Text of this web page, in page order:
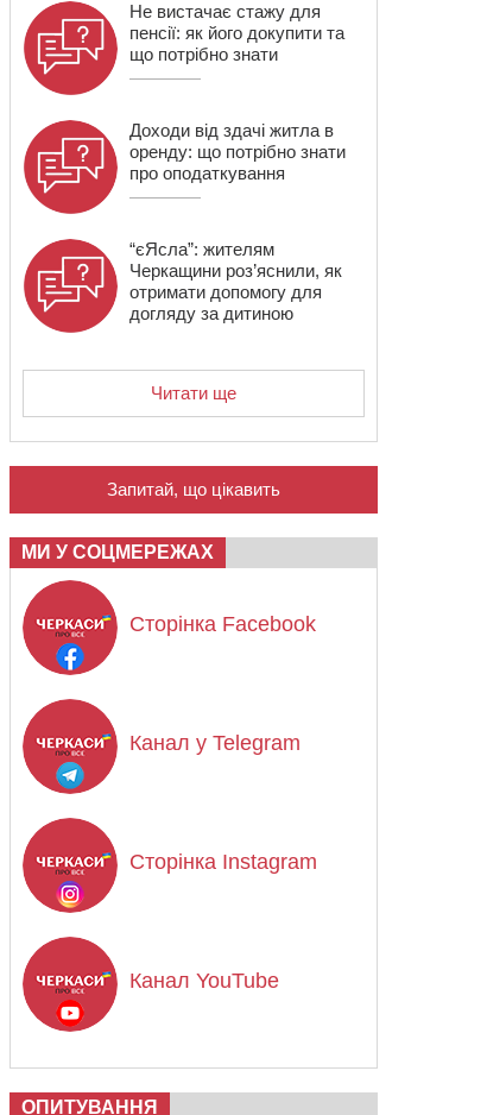
Не вистачає стажу для
пенсії: як його докупити та
що потрібно знати
Доходи від здачі житла в
оренду: що потрібно знати
про оподаткування
“єЯсла”: жителям
Черкащини роз’яснили, як
отримати допомогу для
догляду за дитиною
Читати ще
Запитай, що цікавить
МИ У СОЦМЕРЕЖАХ
Сторінка Facebook
Канал у Telegram
Сторінка Instagram
Канал YouTube
ОПИТУВАННЯ